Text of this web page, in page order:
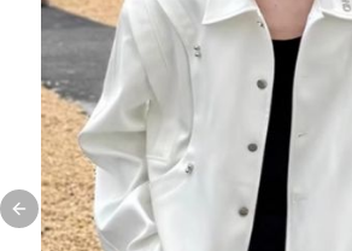
Previous slide